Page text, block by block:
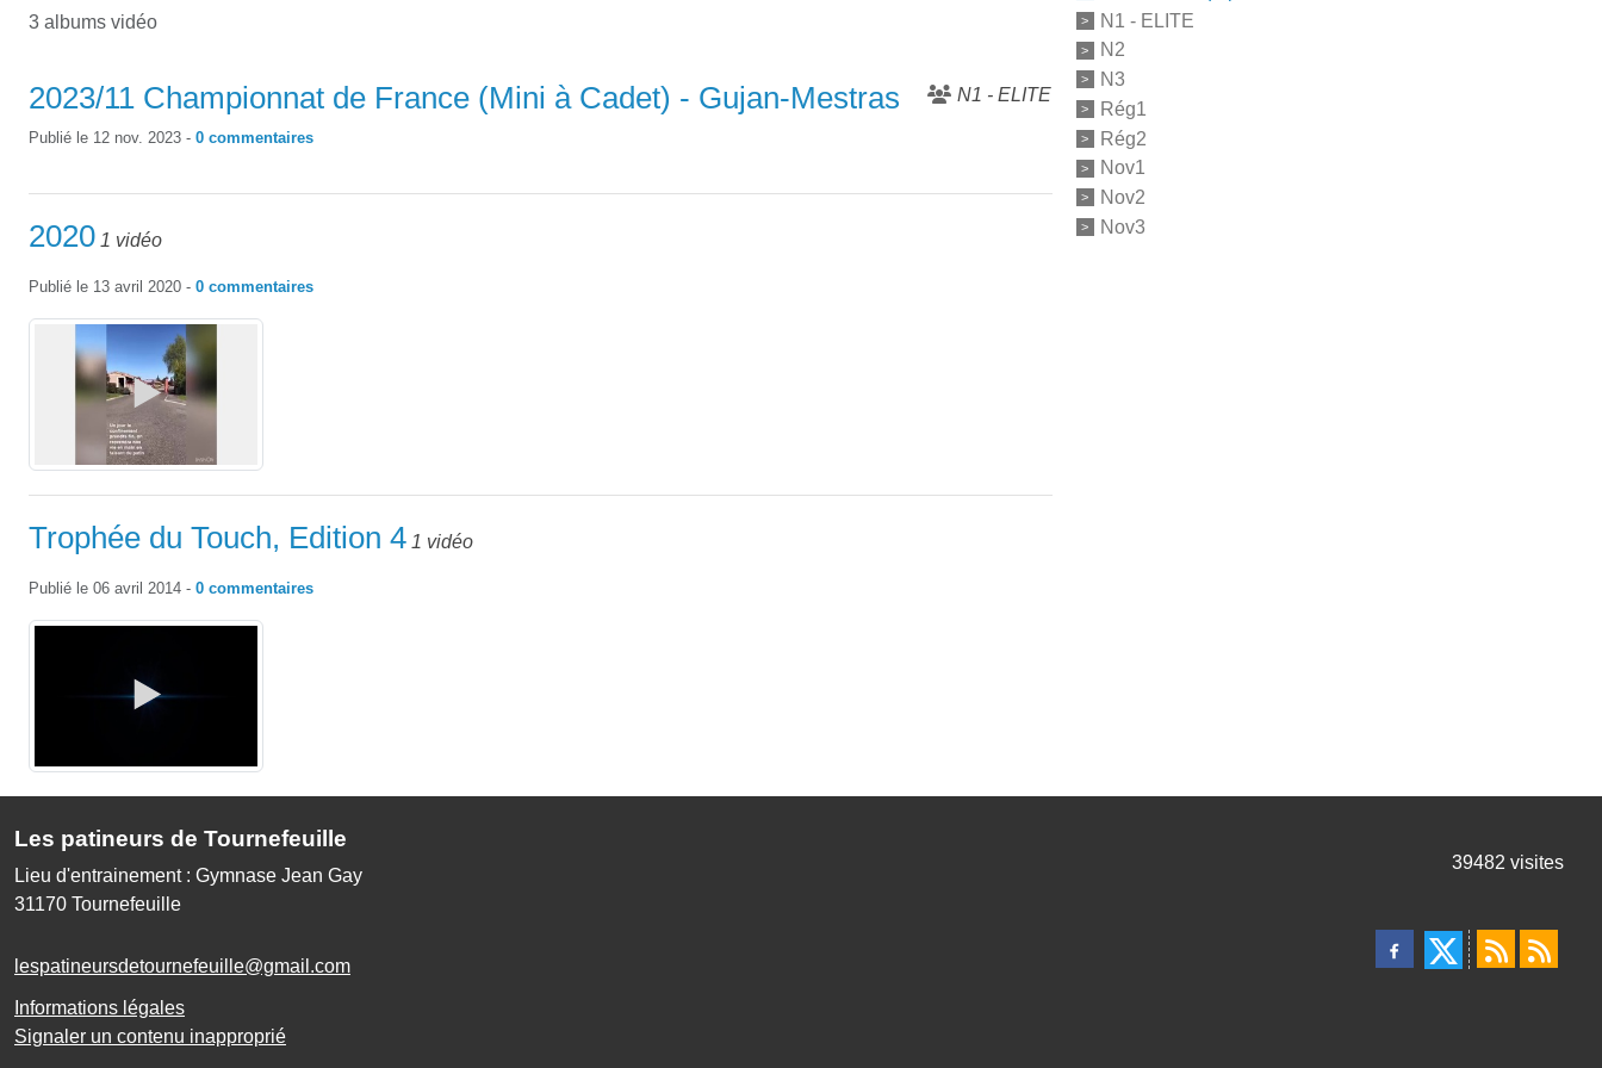
3 albums vidéo
2023/11 Championnat de France (Mini à Cadet) - Gujan-Mestras N1 - ELITE
Publié le 12 nov. 2023 - 0 commentaires
2020 1 vidéo
Publié le 13 avril 2020 - 0 commentaires
Trophée du Touch, Edition 4 1 vidéo
Publié le 06 avril 2014 - 0 commentaires
N1 - ELITE
N2
N3
Rég1
Rég2
Nov1
Nov2
Nov3
Les patineurs de Tournefeuille
Lieu d'entrainement : Gymnase Jean Gay
31170 Tournefeuille
lespatineursdetournefeuille@gmail.com
Informations légales
Signaler un contenu inapproprié
39482 visites